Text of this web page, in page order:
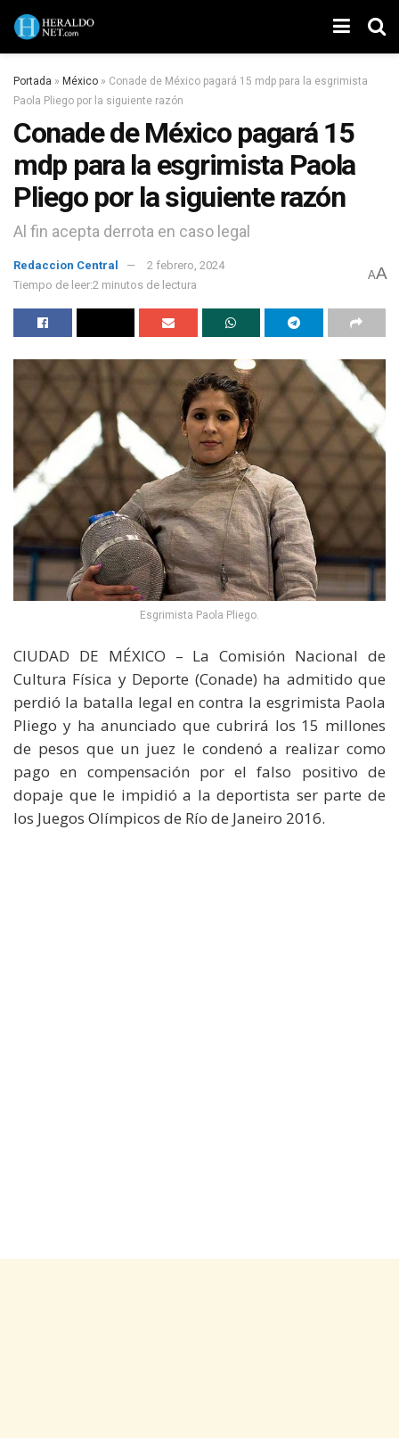
Portada » México » Conade de México pagará 15 mdp para la esgrimista
Paola Pliego por la siguiente razón
Conade de México pagará 15
mdp para la esgrimista Paola
Pliego por la siguiente razón
Al fin acepta derrota en caso legal
Redaccion Central
2 febrero, 2024
Tiempo de leer:2 minutos de lectura
AA
Esgrimista Paola Pliego.
CIUDAD DE MÉXICO – La Comisión Nacional de
Cultura Física y Deporte (Conade) ha admitido que
perdió la batalla legal en contra la esgrimista Paola
Pliego y ha anunciado que cubrirá los 15 millones
de pesos que un juez le condenó a realizar como
pago en compensación por el falso positivo de
dopaje que le impidió a la deportista ser parte de
los Juegos Olímpicos de Río de Janeiro 2016.